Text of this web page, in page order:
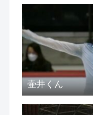
壷井くん